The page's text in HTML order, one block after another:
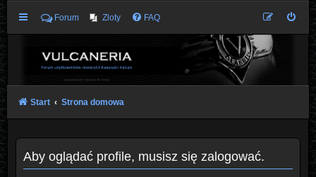
Forum Zloty FAQ
Start Strona domowa
Aby oglądać profile, musisz się zalogować.